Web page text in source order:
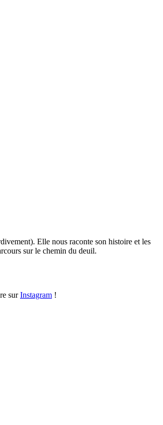
Elle nous raconte son histoire et les
sur le chemin du deuil.
surInstagram !